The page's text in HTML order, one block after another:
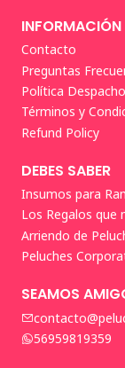
INFORMACIÓN
Contacto
Preguntas
Política
Términos y
Refund Policy
DEBES SABER
Insumos para
Los Regalos que
Arriendo de
Peluches
SEAMOS
56959819359